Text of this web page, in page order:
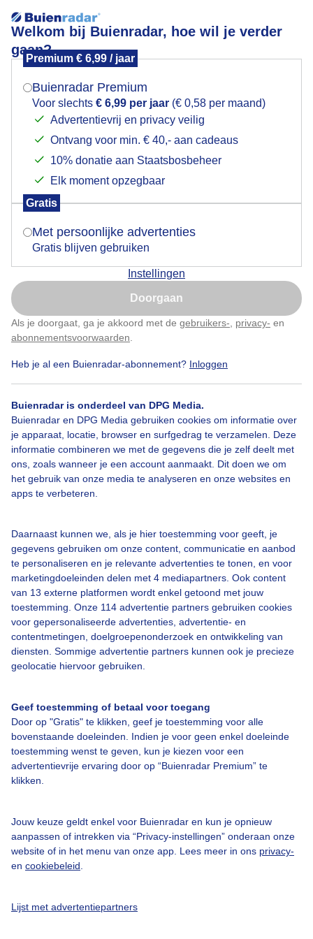
Welkom bij Buienradar, hoe wil je verder
gaan?
Premium € 6,99 / jaar
Buienradar Premium
Voor slechts € 6,99 per jaar (€ 0,58 per maand)
Advertentievrij en privacy veilig
Ontvang voor min. € 40,- aan cadeaus
10% donatie aan Staatsbosbeheer
Elk moment opzegbaar
Gratis
Met persoonlijke advertenties
Gratis blijven gebruiken
Instellingen
Doorgaan
Als je doorgaat, ga je akkoord met de gebruikers- privacy- en
abonnementsvoorwaarden
Heb je al een Buienradar-abonnement? Inloggen
Buienradar is onderdeel van DPG Media.
Buienradar en DPG Media gebruiken cookies om informatie over
je apparaat, locatie, browser en surfgedrag te verzamelen. Deze
informatie combineren we met de gegevens die je zelf deelt met
ons, zoals wanneer je een account aanmaakt. Dit doen we om
het gebruik van onze media te analyseren en onze websites en
apps te verbeteren.
Daarnaast kunnen we, als je hier toestemming voor geeft, je
gegevens gebruiken om onze content, communicatie en aanbod
te personaliseren en je relevante advertenties te tonen, en voor
marketingdoeleinden delen met 4 mediapartners. Ook content
van 13 externe platformen wordt enkel getoond met jouw
toestemming. Onze 114 advertentie partners gebruiken cookies
voor gepersonaliseerde advertenties, advertentie- en
contentmetingen, doelgroepenonderzoek en ontwikkeling van
diensten. Sommige advertentie partners kunnen ook je precieze
geolocatie hiervoor gebruiken.
Geef toestemming of betaal voor toegang
Door op "Gratis" te klikken, geef je toestemming voor alle
bovenstaande doeleinden. Indien je voor geen enkel doeleinde
toestemming wenst te geven, kun je kiezen voor een
advertentievrije ervaring door op “Buienradar Premium” te
klikken.
Jouw keuze geldt enkel voor Buienradar en kun je opnieuw
aanpassen of intrekken via “Privacy-instellingen” onderaan onze
website of in het menu van onze app. Lees meer in ons privacy-
en cookiebeleid
Lijst met advertentiepartners
De zon probeert het wel op de laatste dag van het jaar
2025, met nog steeds een licht laagje ijs op deze
natuurplas
Door: Jacob
Bekijk slideshow
Over Buienradar
Bedrijfsgegevens
Veelgestelde vragen
Toegankelijkheid
Gebruikersvoorwaarden
Adverteren
Buienradar Team
Cookie beleid
@BuienradarNL
Mogen we je locatie gebruiken voor het
Indien je hier nog geen akkoord op hebt gegeven,
verschijnt er zo een pop-up uit je browser waarin
Is goed, toon de popup
Nu niet, misschien later
Klik hierom dit aan te passen